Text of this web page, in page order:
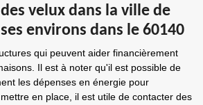
velux dans la ville de
environs dans le 60140
qui peuvent aider financièrement
Il est à noter qu'il est possible de
les dépenses en énergie pour
en place, il est utile de contacter des